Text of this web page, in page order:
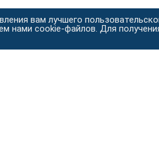
вам лучшего
нами cookie-файлов. Для